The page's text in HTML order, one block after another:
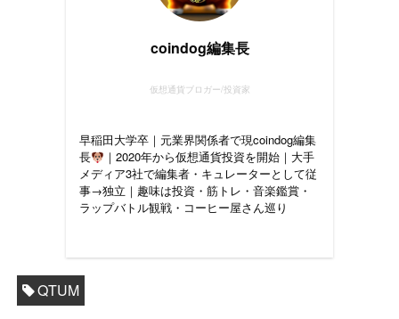
coindog編集長
仮想通貨ブロガー/投資家
早稲田大学卒｜元業界関係者で現coindog編集
長
｜2020年から仮想通貨投資を開始｜大手
メディア3社で編集者・キュレーターとして従
事→独立｜趣味は投資・筋トレ・音楽鑑賞・
ラップバトル観戦・コーヒー屋さん巡り
QTUM